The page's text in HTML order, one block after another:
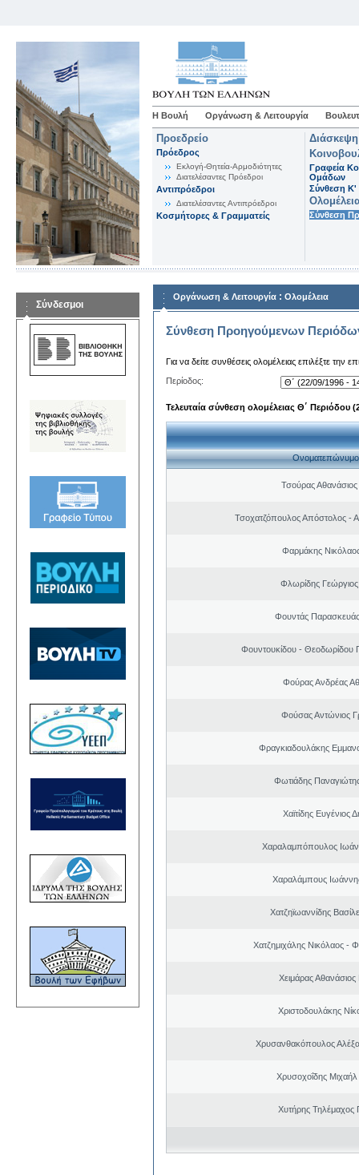
Η Βουλή Οργάνωση & Λειτουργία
Προεδρείο
Πρόεδρος
Εκλογή-Θητεία-Αρμοδιότητες
Διατελέσαντες Πρόεδροι
Αντιπρόεδροι
Διατελέσαντες Αντιπρόεδροι
Κοσμήτορες & Γραμματείς
Γραφεία
Ομάδων
Σύνθεση K'
Σύνθεση
Σύνδεσμοι
Οργάνωση & Λειτουργία : Ολομέλεια
Σύνθεση Προηγούμενων
Για να δείτε συνθέσεις ολομέλειας επιλέξτε την
Περίοδος:
Τελευταία σύνθεση ολομέλειας Θ΄ Περιόδου
Ονοματεπώνυμο
Τσούρας
Τσοχατζόπουλος Απόστολος -
Φαρμάκης
Φλωρίδης Γεώργιος
Φουντάς
Φουντουκίδου - Θεοδωρίδου
Φούρας Ανδρέας
Φούσας Αντώνιος
Φραγκιαδουλάκης
Φωτιάδης
Χαϊτίδης Ευγένιος
Χαραλαμπόπουλος
Χαραλάμπους
Χατζηϊωαννίδης
Χατζημιχάλης Νικόλαος -
Χειμάρας
Χριστοδουλάκης
Χρυσανθακόπουλος
Χρυσοχοΐδης Μιχαήλ
Χυτήρης Τηλέμαχος